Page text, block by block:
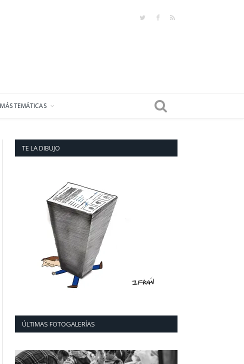
TwitterFacebook
RSS
MÁS TEMÁTICAS
TE LA DIBUJO
ÚLTIMAS FOTOGALERÍAS